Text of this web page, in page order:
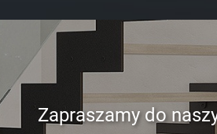
Zapraszamy do